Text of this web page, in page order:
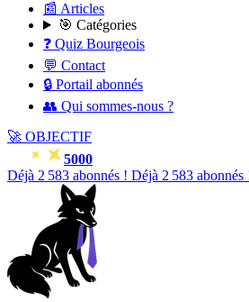
📰 Articles
🎯 Catégories
❓ Quiz Bourgeois
💬 Contact
🔒 Portail abonnés
👥 Qui sommes-nous ?
🚀 OBJECTIF
5000
Déjà 2 586 abonnés ! Déjà 2 586 abonnés